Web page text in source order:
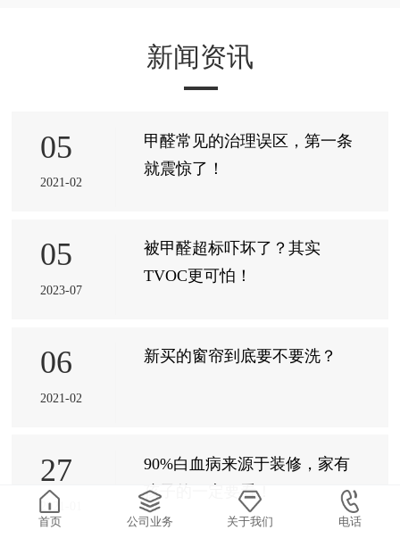
新闻资讯
05
2021-02
甲醛常见的治理误区，第一条
就震惊了！
05
2023-07
被甲醛超标吓坏了？其实
TVOC更可怕！
06
2021-02
新买的窗帘到底要不要洗？
27
2021-01
90%白血病来源于装修，家有
孩子的一定要看！
首页 公司业务 关于我们 电话